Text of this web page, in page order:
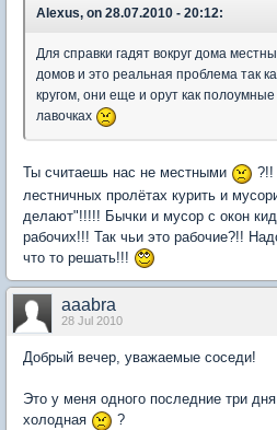
Alexus, on 28.07.2010 - 20:12:
Для справки гадят вокруг дома
домов и это реальная проблема так
кругом, они еще и орут как
лавочках
Ты считаешь нас не местными
?!!
лестничных пролётах курить и
делают"!!!!! Бычки и мусор с окон
рабочих!!! Так чьи это рабочие?!!
что то решать!!!
aaabra
28 Jul 2010
Добрый вечер, уважаемые соседи!
Это у меня одного последние три
холодная
?